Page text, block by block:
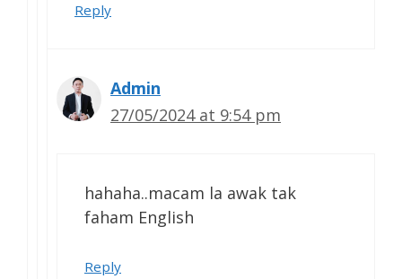
Reply
Admin
27/05/2024 at 9:54 pm
hahaha..macam la awak tak
faham English
Reply